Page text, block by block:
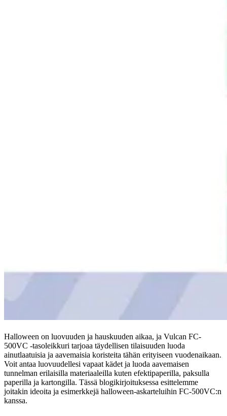
Halloween on luovuuden ja hauskuuden aikaa, ja Vulcan FC-
500VC -tasoleikkuri tarjoaa täydellisen tilaisuuden luoda
ainutlaatuisia ja aavemaisia koristeita tähän erityiseen vuodenaikaan.
Voit antaa luovuudellesi vapaat kädet ja luoda aavemaisen
tunnelman erilaisilla materiaaleilla kuten efektipaperilla, paksulla
paperilla ja kartongilla. Tässä blogikirjoituksessa esittelemme
joitakin ideoita ja esimerkkejä halloween-askarteluihin FC-500VC:n
kanssa.